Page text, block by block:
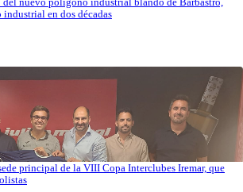
en dos décadas
principal de la VIII Copa Interclubes Iremar, que